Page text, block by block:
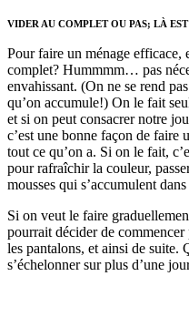
VIDER AU COMPLET OU PAS; LÀ
Pour faire un ménage efficace,
complet? Hummmm… pas
envahissant. (On ne se rend
qu’on accumule!) On le fait
et si on peut consacrer notre
c’est une bonne façon de faire
tout ce qu’on a. Si on le fait,
pour rafraîchir la couleur,
mousses qui s’accumulent
Si on veut le faire
pourrait décider de commencer
les pantalons, et ainsi de suite.
s’échelonner sur plus d’une